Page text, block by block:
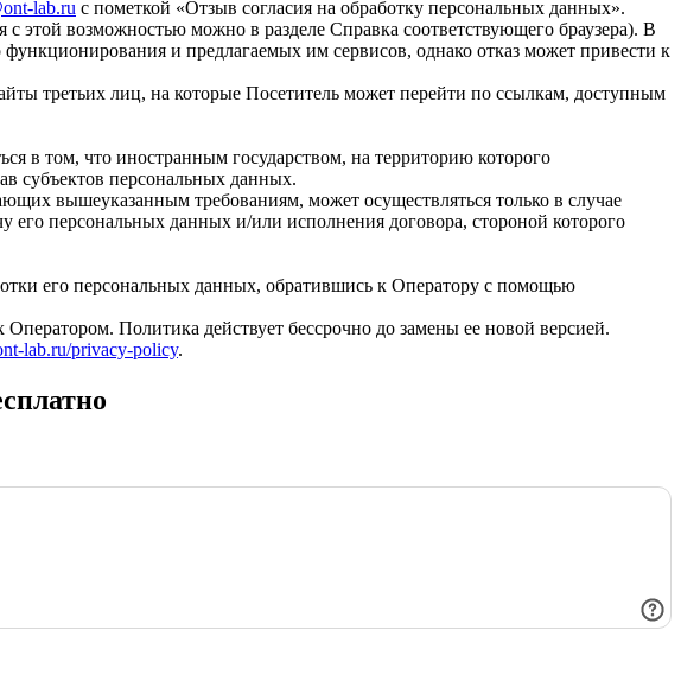
lab.ru с пометкой «Отзыв согласия на обработку персональных данных».
с этой возможностью можно в разделе Справка соответствующего браузера). В
функционирования и предлагаемых им сервисов, однако отказ может привести к
третьих лиц, на которые Посетитель может перейти по ссылкам, доступным
в том, что иностранным государством, на территорию которого
субъектов персональных данных.
вышеуказанным требованиям, может осуществляться только в случае
персональных данных и/или исполнения договора, стороной которого
его персональных данных, обратившись к Оператору с помощью
Политика действует бессрочно до замены ее новой версией.
lab.ru/privacy-policy.